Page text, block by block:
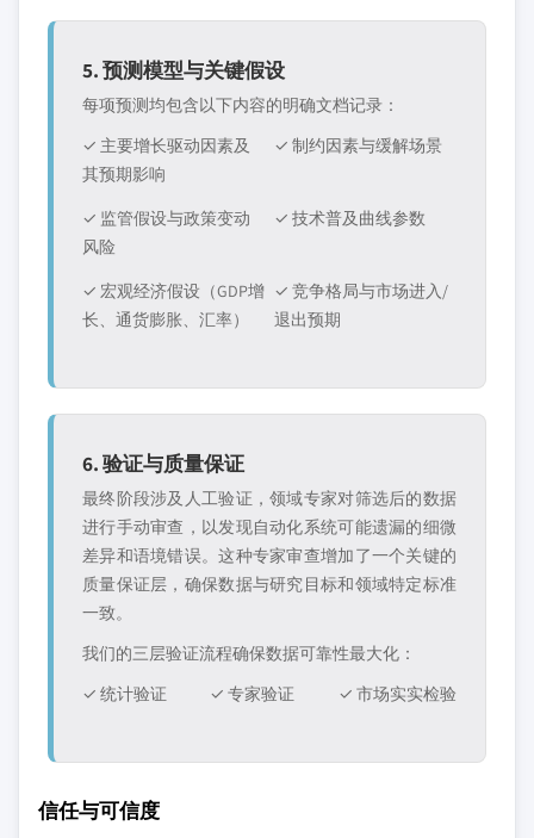
5. 预测模型与关键假设
每项预测均包含以下内容的明确文档记录：
✓ 主要增长驱动因素及
其预期影响
✓ 制约因素与缓解场景
✓ 监管假设与政策变动
风险
✓ 技术普及曲线参数
✓ 宏观经济假设（GDP增
长、通货膨胀、汇率）
✓ 竞争格局与市场进入/
退出预期
6. 验证与质量保证
最终阶段涉及人工验证，领域专家对筛选后的数据
进行手动审查，以发现自动化系统可能遗漏的细微
差异和语境错误。这种专家审查增加了一个关键的
质量保证层，确保数据与研究目标和领域特定标准
一致。
我们的三层验证流程确保数据可靠性最大化：
✓ 统计验证
✓ 专家验证 ✓ 市场实实检验
信任与可信度